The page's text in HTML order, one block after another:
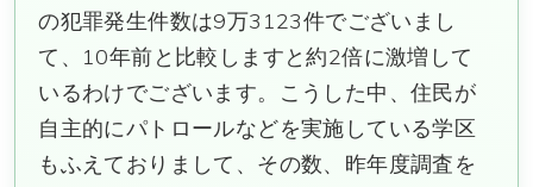
の犯罪発生件数は9万3123件でございまし
て、10年前と比較しますと約2倍に激増して
いるわけでございます。こうした中、住民が
自主的にパトロールなどを実施している学区
もふえておりまして、その数、昨年度調査を